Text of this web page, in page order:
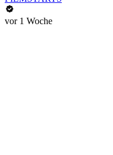
vor 1 Woche